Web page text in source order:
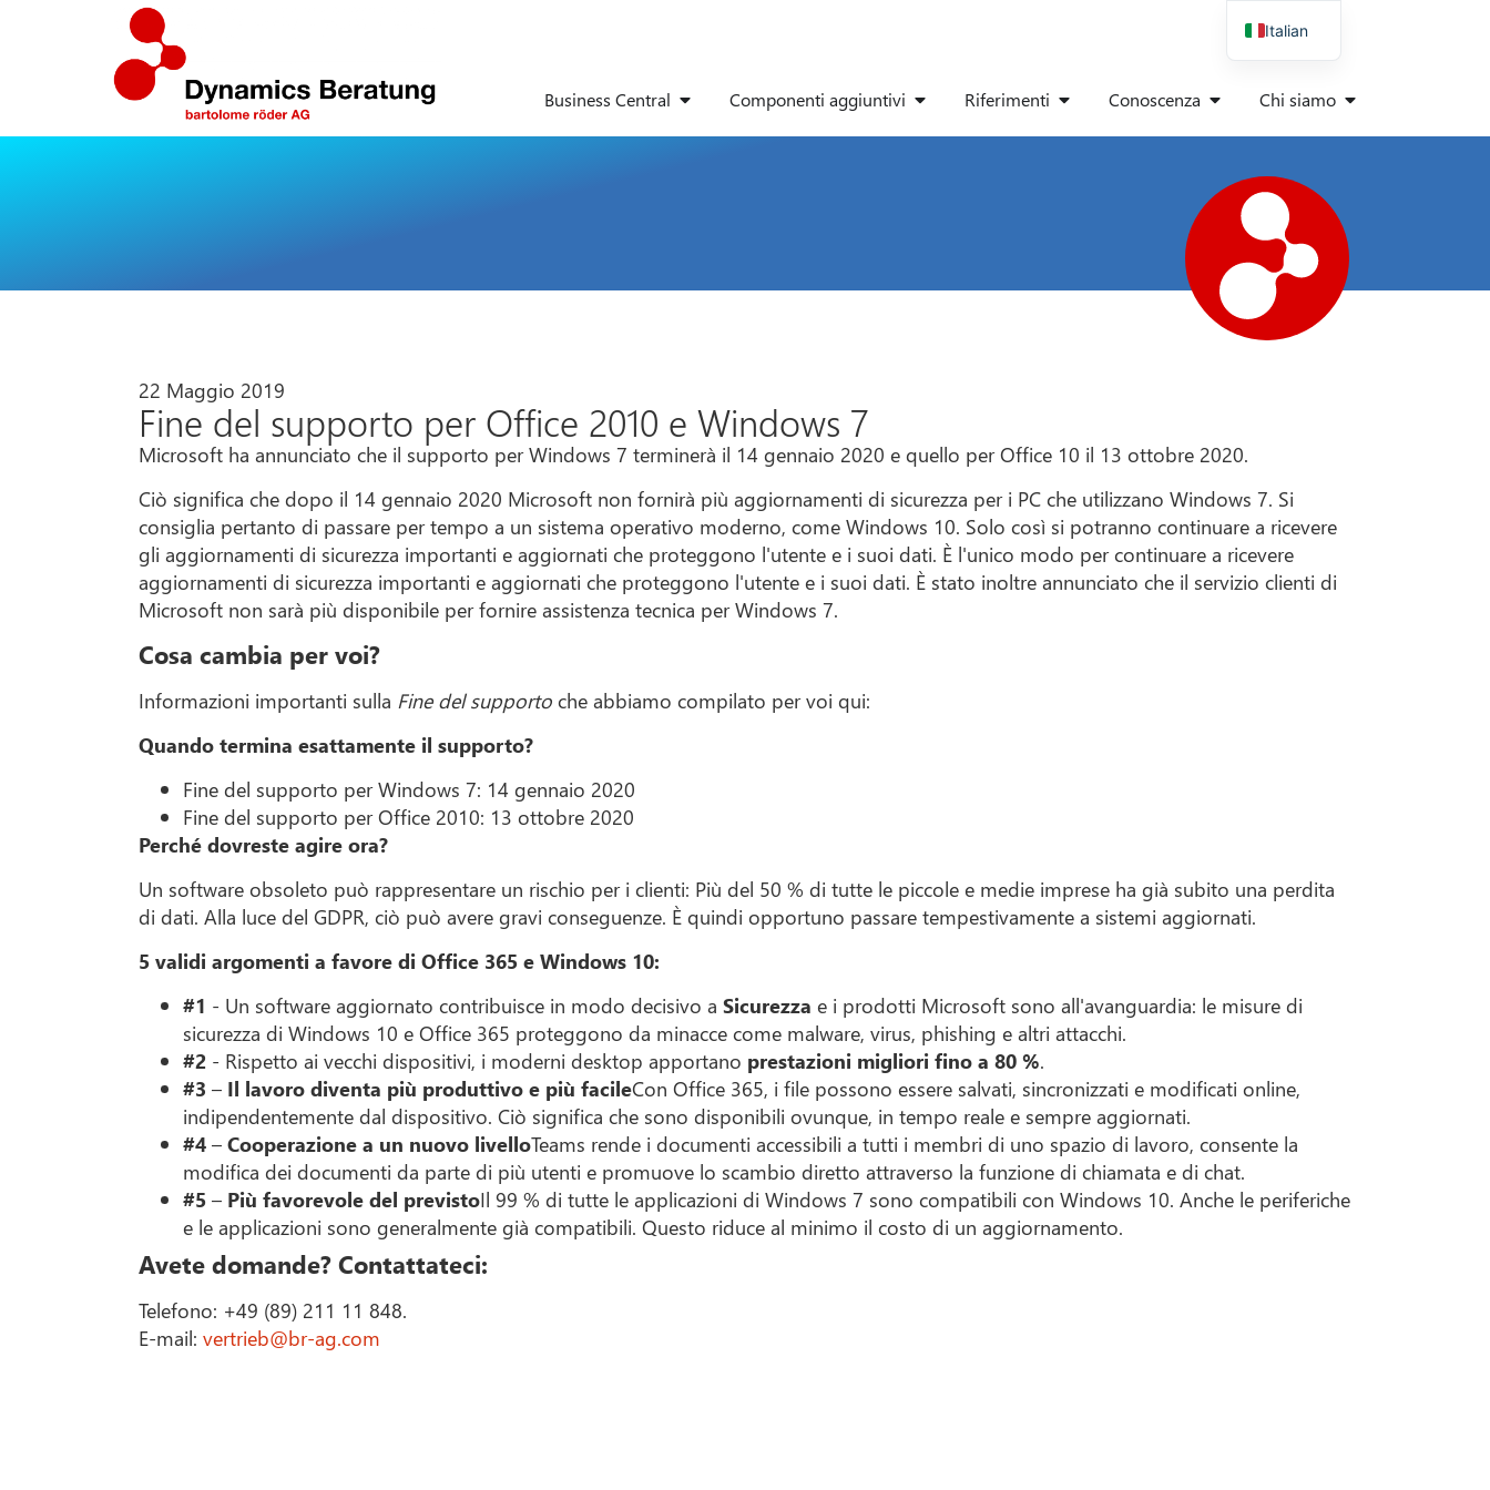
Business Central Componenti aggiuntivi Riferimenti Conoscenza Chi siamo
22 Maggio 2019
Fine del supporto per Office 2010 e Windows 7
Microsoft ha annunciato che il supporto per Windows 7 terminerà il 14 gennaio 2020 e quello per Office 10 il 13 ottobre 2020.
Ciò significa che dopo il 14 gennaio 2020 Microsoft non fornirà più aggiornamenti di sicurezza per i PC che utilizzano Windows 7. Si
consiglia pertanto di passare per tempo a un sistema operativo moderno, come Windows 10. Solo così si potranno continuare a ricevere
gli aggiornamenti di sicurezza importanti e aggiornati che proteggono l'utente e i suoi dati. È l'unico modo per continuare a ricevere
aggiornamenti di sicurezza importanti e aggiornati che proteggono l'utente e i suoi dati. È stato inoltre annunciato che il servizio clienti di
Microsoft non sarà più disponibile per fornire assistenza tecnica per Windows 7.
Cosa cambia per voi?
Informazioni importanti sulla Fine del supportoche abbiamo compilato per voi qui:
Quando termina esattamente il supporto?
Fine del supporto per Windows 7: 14 gennaio 2020
Fine del supporto per Office 2010: 13 ottobre 2020
Perché dovreste agire ora?
Un software obsoleto può rappresentare un rischio per i clienti: Più del 50 % di tutte le piccole e medie imprese ha già subito una perdita
di dati. Alla luce del GDPR, ciò può avere gravi conseguenze. È quindi opportuno passare tempestivamente a sistemi aggiornati.
5 validi argomenti a favore di Office 365 e Windows 10:
#1 - Un software aggiornato contribuisce in modo decisivo a Sicurezza e i prodotti Microsoft sono all'avanguardia: le misure di
sicurezza di Windows 10 e Office 365 proteggono da minacce come malware, virus, phishing e altri attacchi.
#2 - Rispetto ai vecchi dispositivi, i moderni desktop apportano prestazioni migliori fino a 80 %.
#3 – Il lavoro diventa più produttivo e più facileCon Office 365, i file possono essere salvati, sincronizzati e modificati online,
indipendentemente dal dispositivo. Ciò significa che sono disponibili ovunque, in tempo reale e sempre aggiornati.
#4– Cooperazione a un nuovo livelloTeams rende i documenti accessibili a tutti i membri di uno spazio di lavoro, consente la
modifica dei documenti da parte di più utenti e promuove lo scambio diretto attraverso la funzione di chiamata e di chat.
#5– Più favorevole del previstoIl 99 % di tutte le applicazioni di Windows 7 sono compatibili con Windows 10. Anche le periferiche
e le applicazioni sono generalmente già compatibili. Questo riduce al minimo il costo di un aggiornamento.
Avete domande? Contattateci:
Telefono: +49 (89) 211 11 848.
E-mail: vertrieb@br-ag.com
Italian
English
Spanish
Polish
Danish
French